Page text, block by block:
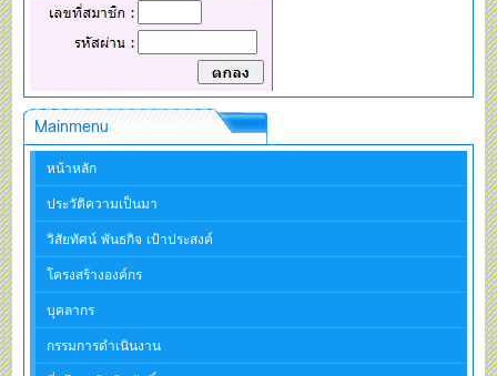
Mainmenu
หน้าหลัก
ประวัติความเป็นมา
วิสัยทัศน์ พันธกิจ เป้าประสงค์
โครงสร้างองค์กร
บุคลากร
กรรมการดำเนินงาน